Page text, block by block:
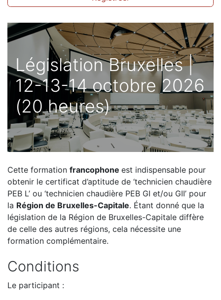
Législation Bruxelles |
12-13-14 octobre 2026
(20 heures)
Cette formation francophone est indispensable pour
obtenir le certificat d’aptitude de ‘technicien chaudière
PEB L’ ou ‘technicien chaudière PEB GI et/ou GII’ pour
la Région de Bruxelles-Capitale. Étant donné que la
législation de la Région de Bruxelles-Capitale diffère
de celle des autres régions, cela nécessite une
formation complémentaire.
Conditions
Le participant :